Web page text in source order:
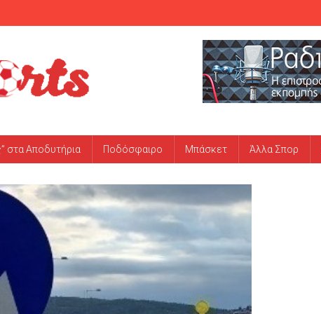
στα Αποδυτήρια Ποδόσφαιρο Μπάσκετ Άλλα Σπορ